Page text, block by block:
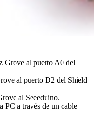
Grove al puerto A0 del
al puerto D2 del Shield
al Seeeduino.
PC a través de un cable